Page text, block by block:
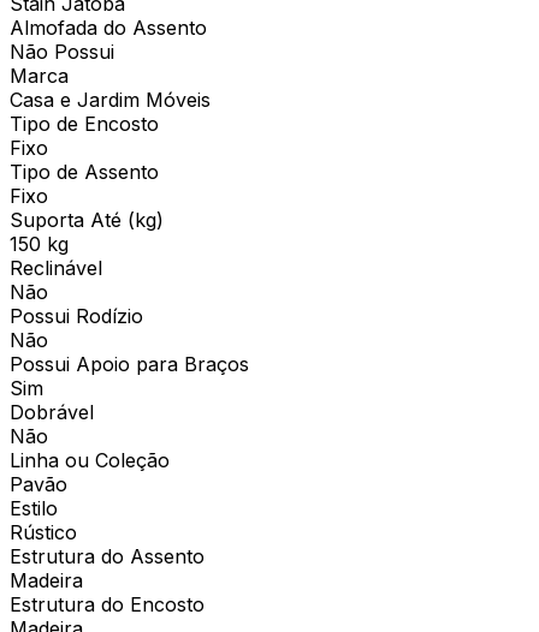
Almofada do Assento
Não Possui
Marca
Casa e Jardim Móveis
Tipo de Encosto
Fixo
Tipo de Assento
Fixo
Suporta Até (kg)
150 kg
Reclinável
Não
Possui Rodízio
Não
Possui Apoio para Braços
Sim
Dobrável
Não
Linha ou Coleção
Pavão
Estilo
Rústico
Estrutura do Assento
Madeira
Estrutura do Encosto